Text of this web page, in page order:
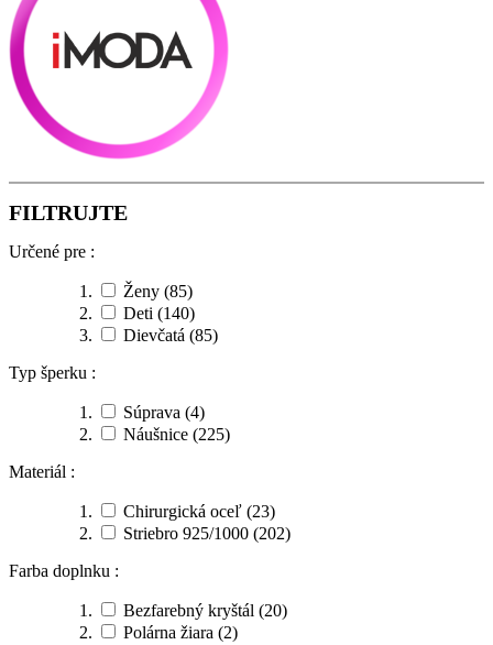
FILTRUJTE
Určené pre :
Ženy (85)
Deti (140)
Dievčatá (85)
Typ šperku :
Súprava (4)
Náušnice (225)
Materiál :
Chirurgická oceľ (23)
Striebro 925/1000 (202)
Farba doplnku :
Bezfarebný kryštál (20)
Polárna žiara (2)